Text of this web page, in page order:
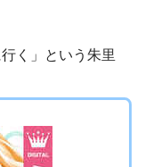
く」という朱里